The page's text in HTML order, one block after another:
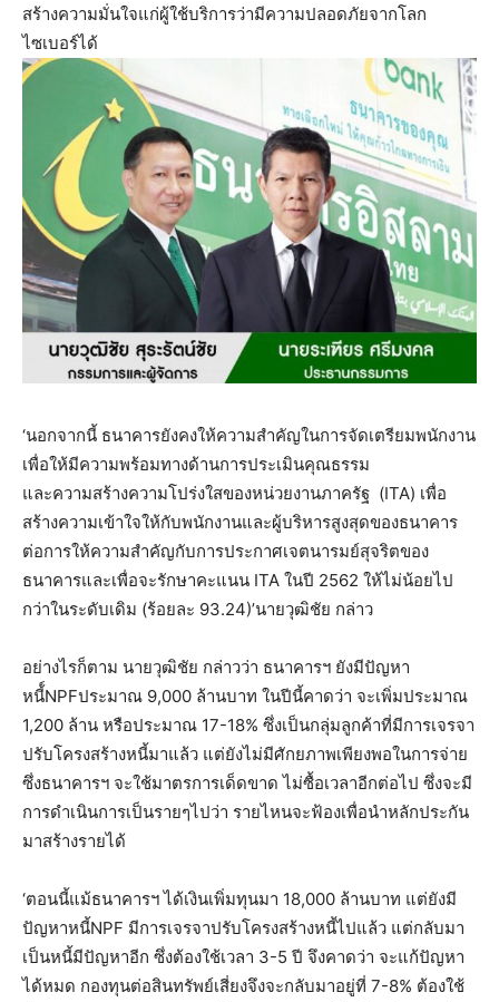
สร้างความมั่นใจแก่ผู้ใช้บริการว่ามีความปลอดภัยจากโลก
ไซเบอร์ได้
‘นอกจากนี้ ธนาคารยังคงให้ความสำคัญในการจัดเตรียมพนักงาน
เพื่อให้มีความพร้อมทางด้านการประเมินคุณธรรม
และความสร้างความโปร่งใสของหน่วยงานภาครัฐ (ITA) เพื่อ
สร้างความเข้าใจให้กับพนักงานและผู้บริหารสูงสุดของธนาคาร
ต่อการให้ความสำคัญกับการประกาศเจตนารมย์สุจริตของ
ธนาคารและเพื่อจะรักษาคะแนน ITA ในปี 2562 ให้ไม่น้อยไป
กว่าในระดับเดิม (ร้อยละ 93.24)’นายวุฒิชัย กล่าว
อย่างไรก็ตาม นายวุฒิชัย กล่าวว่า ธนาคารฯ ยังมีปัญหา
หนี้์NPFประมาณ 9,000 ล้านบาท ในปีนี้คาดว่า จะเพิ่มประมาณ
1,200 ล้าน หรือประมาณ 17-18% ซึ่งเป็นกลุ่มลูกค้าที่มีการเจรจา
ปรับโครงสร้างหนี้มาแล้ว แต่ยังไม่มีศักยภาพเพียงพอในการจ่าย
ซึ่งธนาคารฯ จะใช้มาตรการเด็ดขาด ไม่ซื้อเวลาอีกต่อไป ซึ่งจะมี
การดำเนินการเป็นรายๆไปว่า รายไหนจะฟ้องเพื่อนำหลักประกัน
มาสร้างรายได้
‘ตอนนี้แม้ธนาคารฯ ได้เงินเพิ่มทุนมา 18,000 ล้านบาท แต่ยังมี
ปัญหาหนี้NPF มีการเจรจาปรับโครงสร้างหนี้ไปแล้ว แต่กลับมา
เป็นหนี้มีปัญหาอีก ซึ่งต้องใช้เวลา 3-5 ปี จึงคาดว่า จะแก้ปัญหา
ได้หมด กองทุนต่อสินทรัพย์เสี่ยงจึงจะกลับมาอยู่ที่ 7-8% ต้องใช้